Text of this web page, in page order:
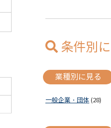
条件別
業種別に見る
一般企業・団体 (28)